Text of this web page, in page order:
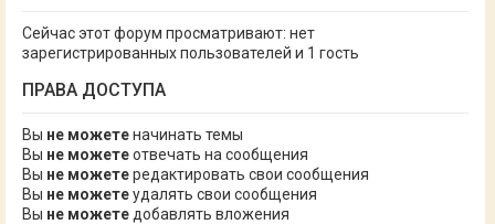
Сейчас этот форум просматривают: нет
зарегистрированных пользователей и 1 гость
ПРАВА ДОСТУПА
Вы не можетеначинать темы
Вы не можетеотвечать на сообщения
Вы не можетередактировать свои сообщения
Вы не можетеудалять свои сообщения
Вы не можете добавлять вложения